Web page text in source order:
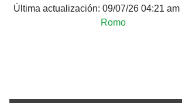
Última actualización: 09/07/26 04:21 am|
Romo